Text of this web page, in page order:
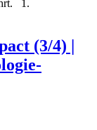
1.
(3/4) |